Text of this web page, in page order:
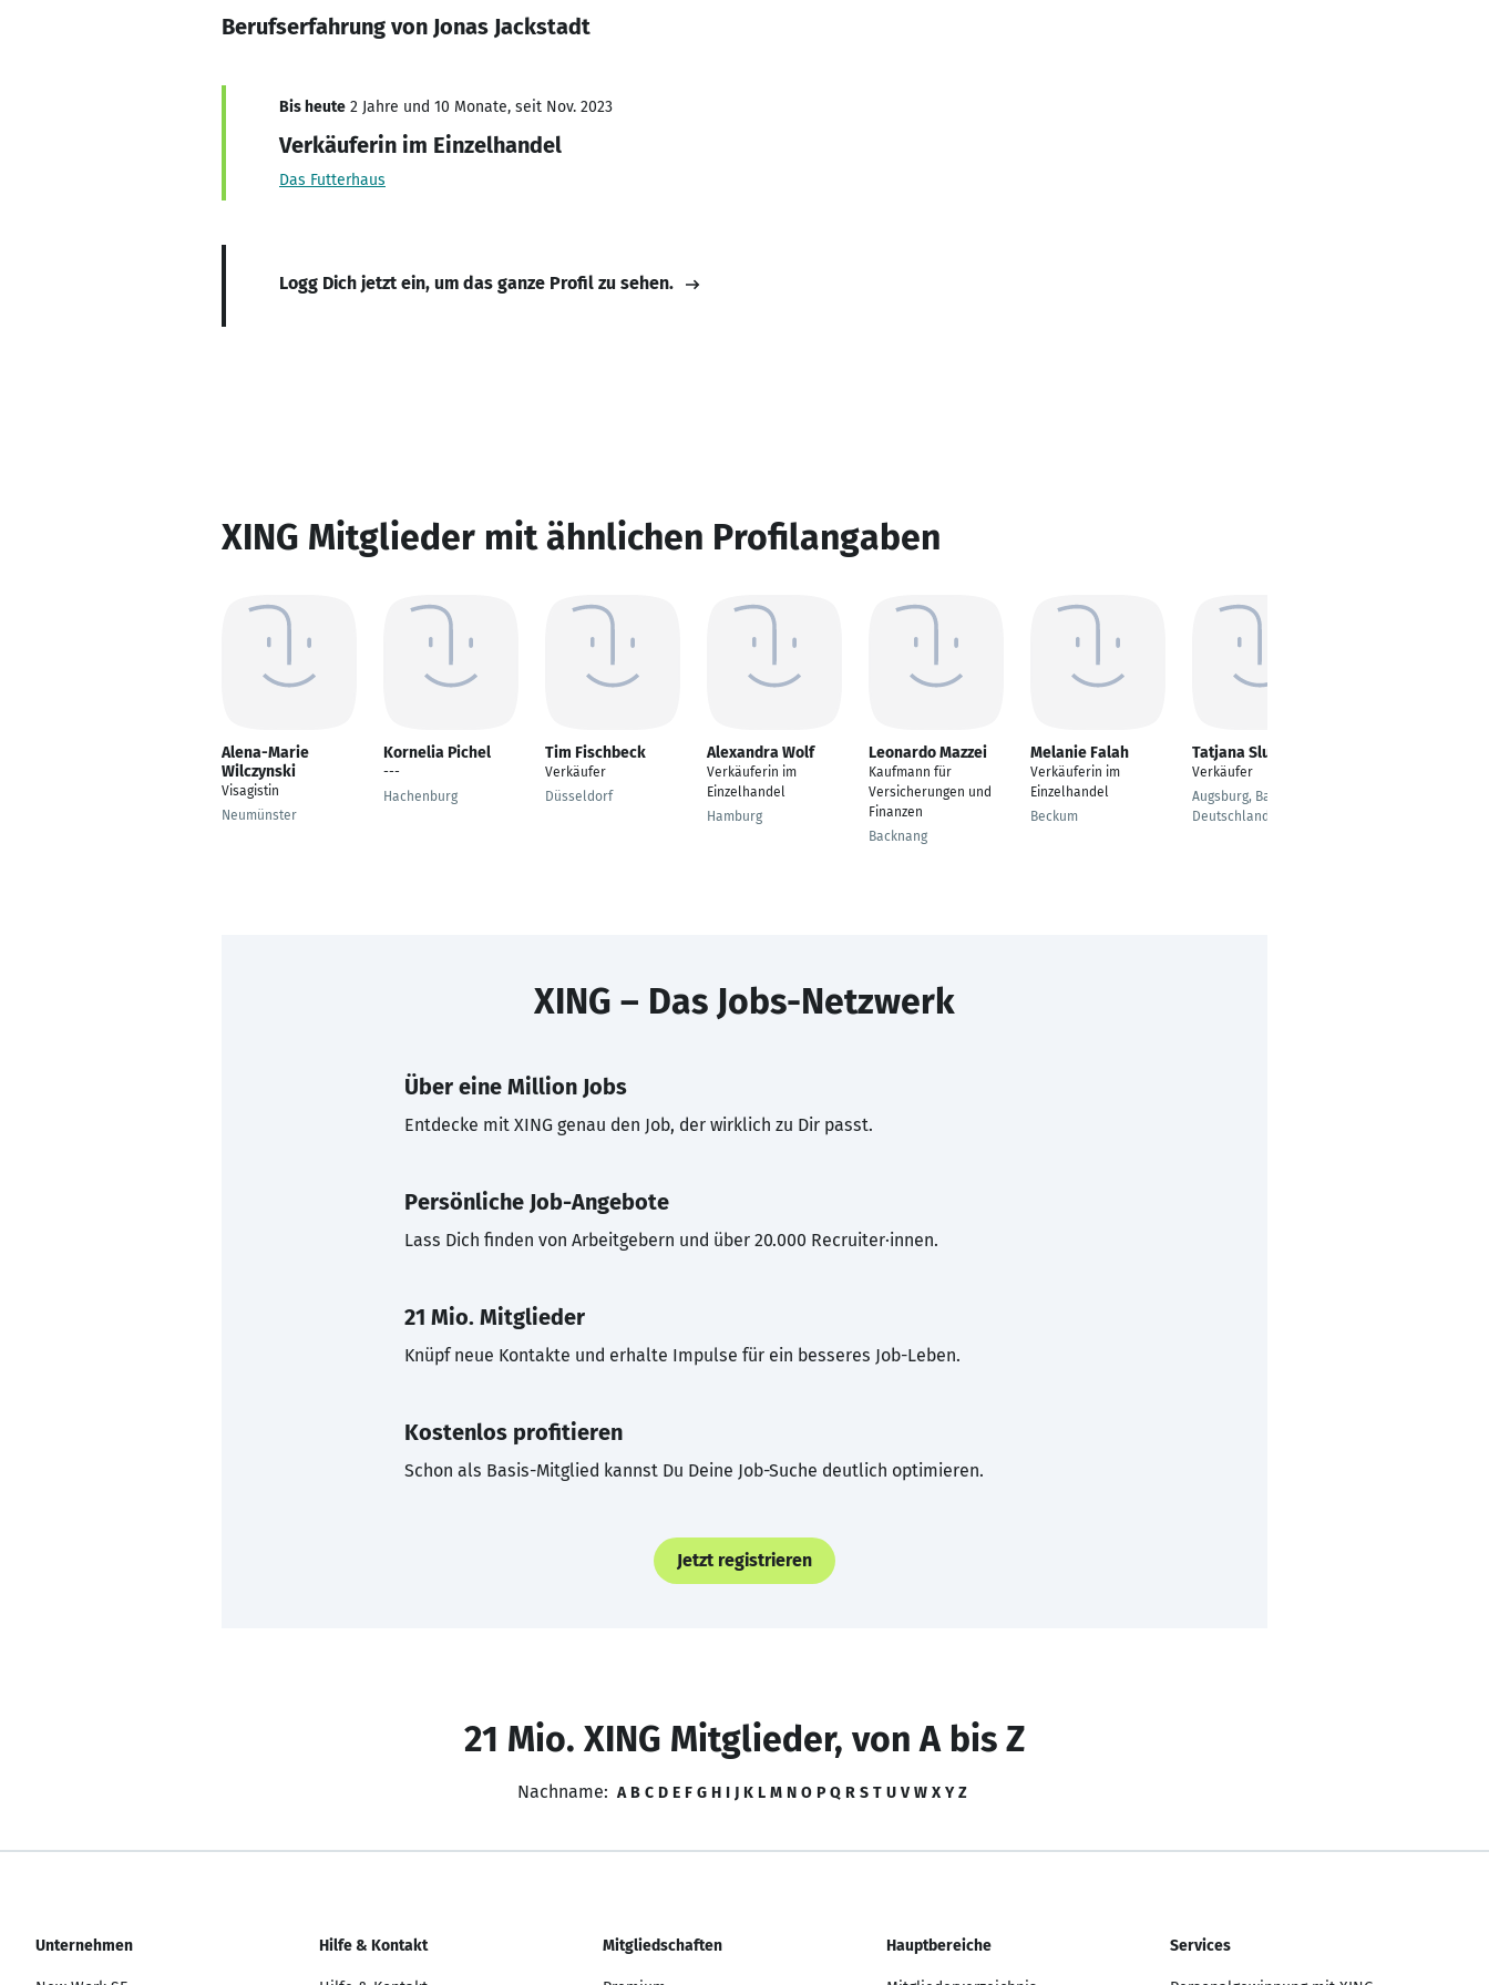
Berufserfahrung von Jonas Jackstadt
Bis heute 2 Jahre und 10 Monate, seit Nov. 2023
Verkäuferin im Einzelhandel
Das Futterhaus
Logg Dich jetzt ein, um das ganze Profil zu sehen.
XING Mitglieder mit ähnlichen Profilangaben
Alena-Marie
Wilczynski
Visagistin
Neumünster
Kornelia Pichel
---
Hachenburg
Tim Fischbeck
Verkäufer
Düsseldorf
Alexandra Wolf
Verkäuferin im
Einzelhandel
Hamburg
Leonardo Mazzei
Kaufmann für
Versicherungen und
Finanzen
Backnang
Melanie Falah
Verkäuferin im
Einzelhandel
Beckum
Tatjana Slunjski
Verkäufer
Augsburg, Bavaria,
Deutschland
XING – Das Jobs-Netzwerk
Über eine Million Jobs
Entdecke mit XING genau den Job, der wirklich zu Dir passt.
Persönliche Job-Angebote
Lass Dich finden von Arbeitgebern und über 20.000 Recruiter·innen.
21 Mio. Mitglieder
Knüpf neue Kontakte und erhalte Impulse für ein besseres Job-Leben.
Kostenlos profitieren
Schon als Basis-Mitglied kannst Du Deine Job-Suche deutlich optimieren.
Jetzt registrieren
21 Mio. XING Mitglieder, von A bis Z
Nachname: A B C D E F G H I J K L M N O P Q R S T U V W X Y Z
Unternehmen Hilfe & Kontakt Mitgliedschaften Hauptbereiche Services